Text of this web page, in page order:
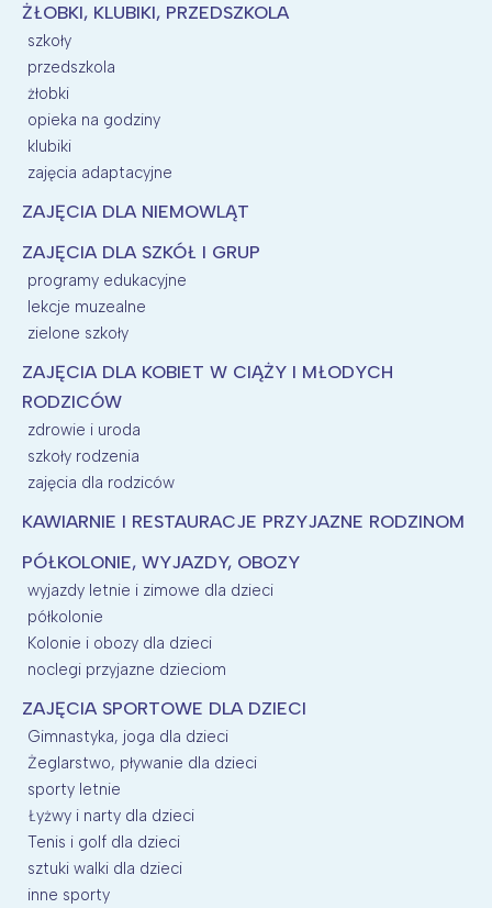
ŻŁOBKI, KLUBIKI, PRZEDSZKOLA
szkoły
przedszkola
żłobki
opieka na godziny
klubiki
zajęcia adaptacyjne
ZAJĘCIA DLA NIEMOWLĄT
ZAJĘCIA DLA SZKÓŁ I GRUP
programy edukacyjne
lekcje muzealne
zielone szkoły
ZAJĘCIA DLA KOBIET W CIĄŻY I MŁODYCH
RODZICÓW
zdrowie i uroda
szkoły rodzenia
zajęcia dla rodziców
KAWIARNIE I RESTAURACJE PRZYJAZNE RODZINOM
PÓŁKOLONIE, WYJAZDY, OBOZY
wyjazdy letnie i zimowe dla dzieci
półkolonie
Kolonie i obozy dla dzieci
noclegi przyjazne dzieciom
ZAJĘCIA SPORTOWE DLA DZIECI
Gimnastyka, joga dla dzieci
Żeglarstwo, pływanie dla dzieci
sporty letnie
Łyżwy i narty dla dzieci
Tenis i golf dla dzieci
sztuki walki dla dzieci
inne sporty